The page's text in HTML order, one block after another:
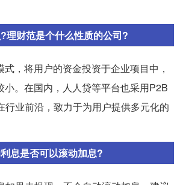
理财范是个什么性质的公司?
，将用户的资金投资于企业项目中，
小。在国内，人人贷等平台也采用P2B
行业前沿，致力于为用户提供多元化的
息是否可以滚动加息?